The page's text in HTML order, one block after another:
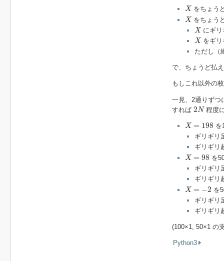
X
X をちょう
X
X をちょう
X
X にギ
X
X をギ
ただし（
で、ちょうど払
もしこれ以外の
一見、2通りず
すれば 2N
2 N 程度
X = 198
X= 198
を
ギリギリ
ギリギリ
X = 98
X= 98
を
ギリギリ
ギリギリ
X = −2
X=
を
ギリギリ
ギリギリ
(100×1, 50×1 の
Python3